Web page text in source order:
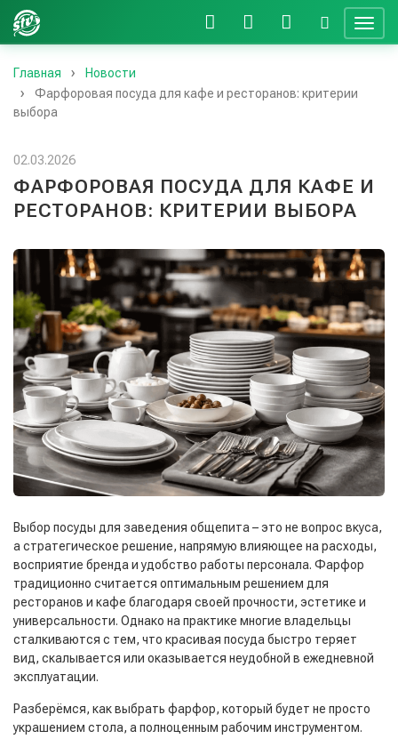
Главная
Новости
Фарфоровая посуда для кафе и ресторанов: критерии
выбора
02.03.2026
ФАРФОРОВАЯ ПОСУДА ДЛЯ КАФЕ И
РЕСТОРАНОВ: КРИТЕРИИ ВЫБОРА
Выбор посуды для заведения общепита – это не вопрос вкуса,
а стратегическое решение, напрямую влияющее на расходы,
восприятие бренда и удобство работы персонала. Фарфор
традиционно считается оптимальным решением для
ресторанов и кафе благодаря своей прочности, эстетике и
универсальности. Однако на практике многие владельцы
сталкиваются с тем, что красивая посуда быстро теряет
вид, скалывается или оказывается неудобной в ежедневной
эксплуатации.
Разберёмся, как выбрать фарфор, который будет не просто
украшением стола, а полноценным рабочим инструментом.